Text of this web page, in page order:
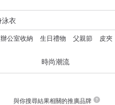
辦公室收納 生日禮物 父親節 皮夾
時尚潮流
與你搜尋結果相關的推廣品牌